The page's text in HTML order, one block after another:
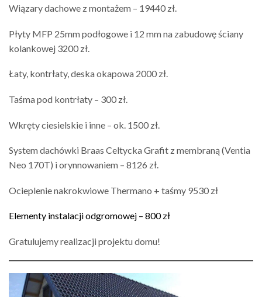
Wiązary dachowe z montażem – 19440 zł.
Płyty MFP 25mm podłogowe i 12 mm na zabudowę ściany
kolankowej 3200 zł.
Łaty, kontrłaty, deska okapowa 2000 zł.
Taśma pod kontrłaty – 300 zł.
Wkręty ciesielskie i inne – ok. 1500 zł.
System dachówki Braas Celtycka Grafit z membraną (Ventia
Neo 170T) i orynnowaniem – 8126 zł.
Ocieplenie nakrokwiowe Thermano + taśmy 9530 zł
Elementy instalacji odgromowej – 800 zł
Gratulujemy realizacji projektu domu!